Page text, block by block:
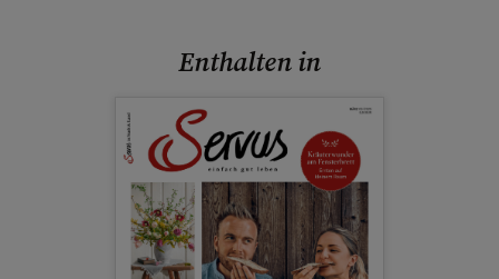
Enthalten in